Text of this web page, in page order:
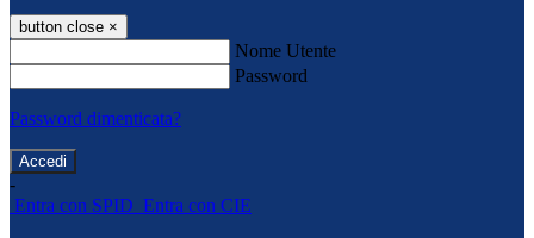
button close ×
Nome Utente
Password
Password dimenticata?
-
Entra con SPID Entra con CIE